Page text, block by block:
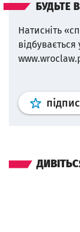
БУДЬТЕ
Натисніть